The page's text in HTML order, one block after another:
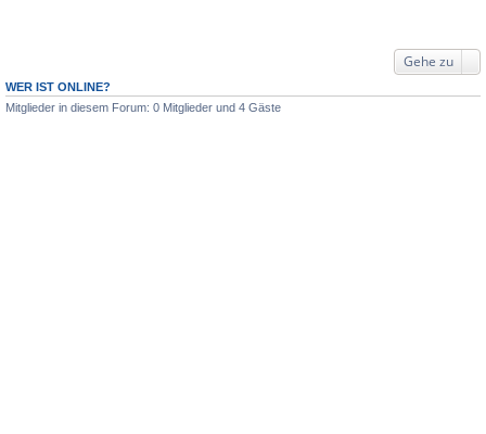
Gehe zu
WER IST ONLINE?
Mitglieder in diesem Forum: 0 Mitglieder und 4 Gäste